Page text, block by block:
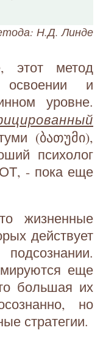
Н.Д. Линде
этот метод
и
уровне.
(ბათუმი),
психолог
- пока еще
жизненные
действует
еще
большая их
но
стратегии.